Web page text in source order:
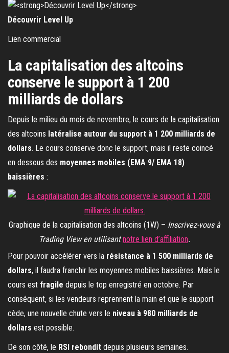
Découvrir Level Up
Lien commercial
La capitalisation des altcoins
conserve le support à 1 200
milliards de dollars
Depuis le milieu du mois de novembre, le cours de la capitalisation
des altcoins latéralise autour du support à 1 200 milliards de
dollars. Le cours conserve donc le support, mais il reste coincé
en dessous des moyennes mobiles (EMA 9/ EMA 18)
baissières :
Graphique de la capitalisation des altcoins (1W) – Inscrivez-vous à
Trading View en utilisantnotre lien d’affiliation.
Pour pouvoir accélérer vers la résistance à 1 500 milliards de
dollars, il faudra franchir les moyennes mobiles baissières. Mais le
cours est fragile depuis le top enregistré en octobre. Par
conséquent, si les vendeurs reprennent la main et que le support
cède, une nouvelle chute vers le niveau à 980 milliards de
dollars est possible.
De son côté, le RSI rebondit depuis plusieurs semaines.